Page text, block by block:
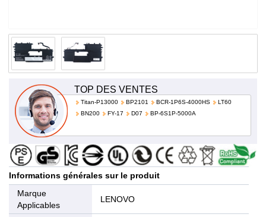
TOP DES VENTES
Titan-P13000 BP2101 BCR-1P6S-4000HS
LT60
BN200
FY-17 D07 BP-6S1P-5000A
Informations générales sur le produit
Marque
Applicables
LENOVO